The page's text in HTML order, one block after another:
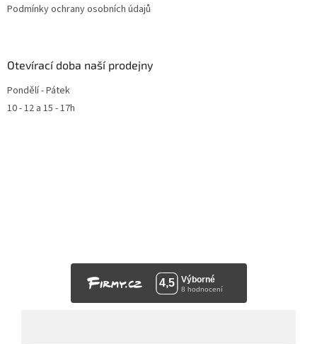
Podmínky ochrany osobních údajů
Otevírací doba naší prodejny
Pondělí - Pátek
10 - 12 a 15 - 17h